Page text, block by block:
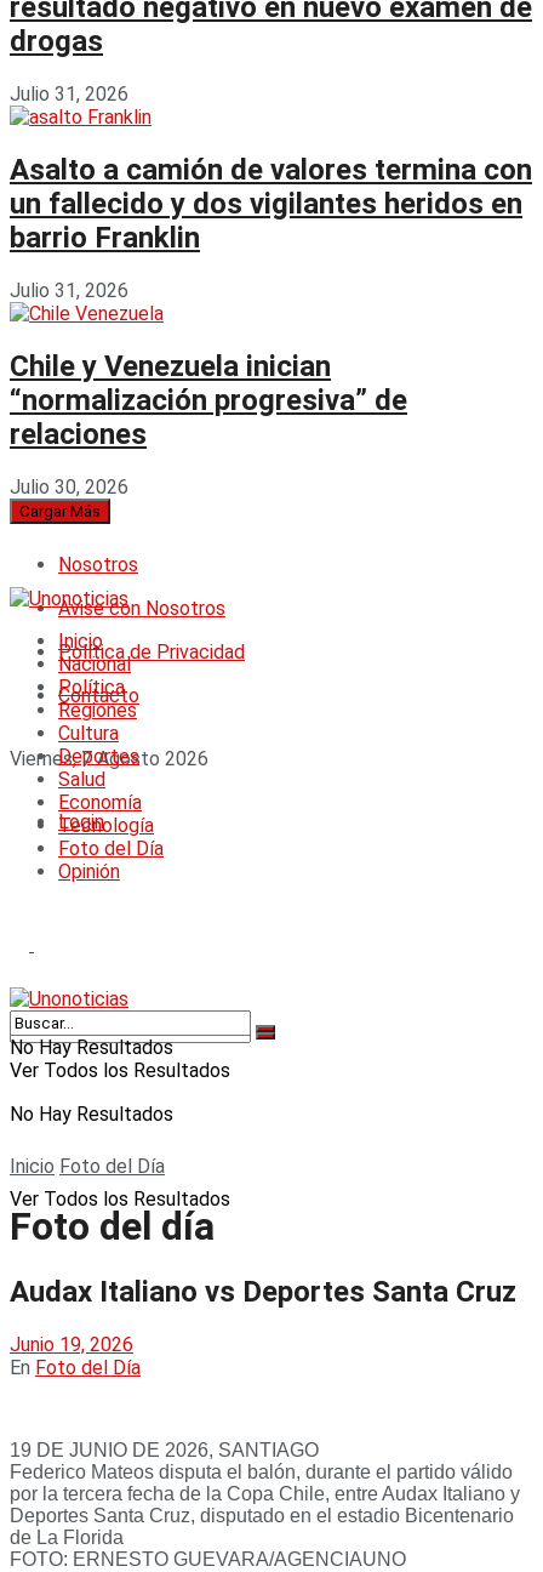
resultado negativo en nuevo examen de
drogas
Julio 31, 2026
Asalto a camión de valores termina con
un fallecido y dos vigilantes heridos en
barrio Franklin
Julio 31, 2026
Chile y Venezuela inician
“normalización progresiva” de
relaciones
Julio 30, 2026
Cargar Más
Nosotros
Avise con Nosotros
Política de Privacidad
Contacto
Viernes, 7 Agosto 2026
Login
Inicio
Nacional
Política
Regiones
Cultura
Deportes
Salud
Economía
Tecnología
Foto del Día
Opinión
No Hay Resultados
Ver Todos los Resultados
No Hay Resultados
Ver Todos los Resultados
Inicio Foto del Día
Foto del día
Audax Italiano vs Deportes Santa Cruz
Junio 19, 2026
En Foto del Día
19 DE JUNIO DE 2026, SANTIAGO
Federico Mateos disputa el balón, durante el partido válido
por la tercera fecha de la Copa Chile, entre Audax Italiano y
Deportes Santa Cruz, disputado en el estadio Bicentenario
de La Florida
FOTO: ERNESTO GUEVARA/AGENCIAUNO